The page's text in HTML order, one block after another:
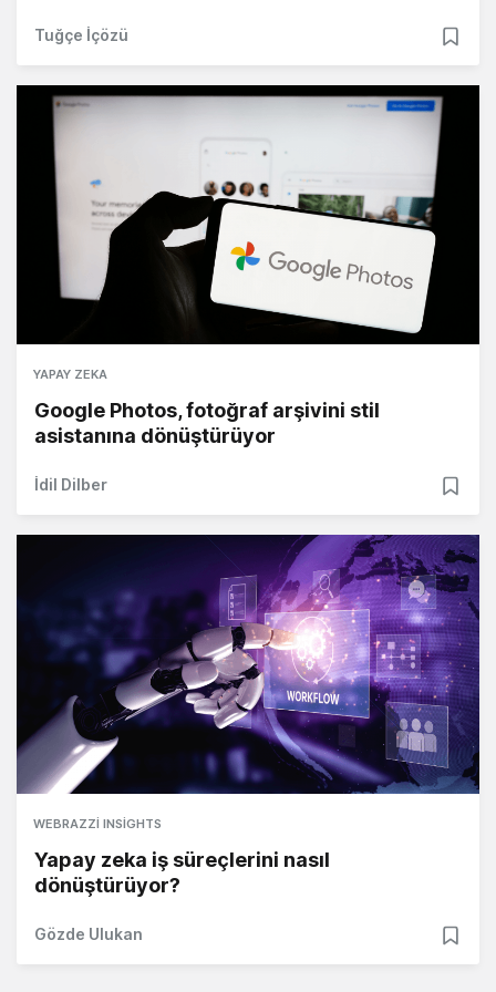
Tuğçe İçözü
YAPAY ZEKA
Google Photos, fotoğraf arşivini stil
asistanına dönüştürüyor
İdil Dilber
WEBRAZZI INSIGHTS
Yapay zeka iş süreçlerini nasıl
dönüştürüyor?
Gözde Ulukan